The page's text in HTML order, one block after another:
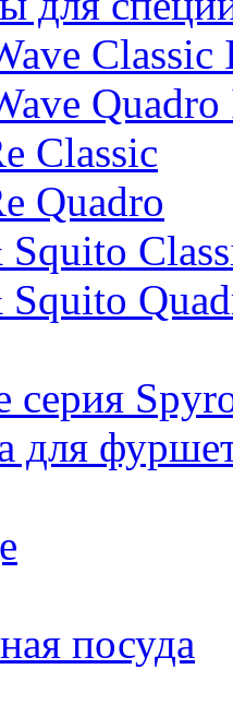
Classic
Quadro
Squito
Squito
серия
для
посуда